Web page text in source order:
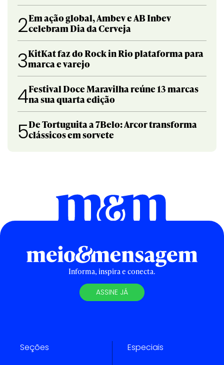
2Em ação global, Ambev e AB Inbev
celebram Dia da Cerveja
3KitKat faz do Rock in Rio plataforma para
marca e varejo
4Festival Doce Maravilha reúne 13 marcas
na sua quarta edição
5De Tortuguita a 7Belo: Arcor transforma
clássicos em sorvete
Informa, inspira e conecta.
ASSINE JÁ
Seções Especiais